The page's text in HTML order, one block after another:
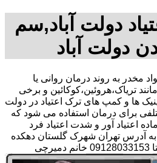
دولت آباد,سم
دولت آباد
مخدر به روند درمان روانی یا
تریاک،هروئین،کوکائین و برخی
ها و کمپ های ترک اعتیاد در دولت
برای درمان استفاده می شود که
اعتیاد آور و شدت اعتیاد فرد
آدرس تهران شهرک گلستان دهکده